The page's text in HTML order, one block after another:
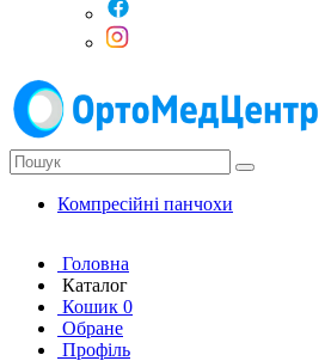
Компресійні панчохи
Головна
Каталог
Кошик 0
Обране
Профіль